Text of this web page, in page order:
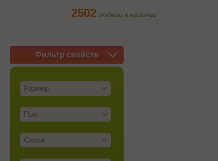
2502 модели в наличии
Фильтр свойств
Размер
Пол
Сезон